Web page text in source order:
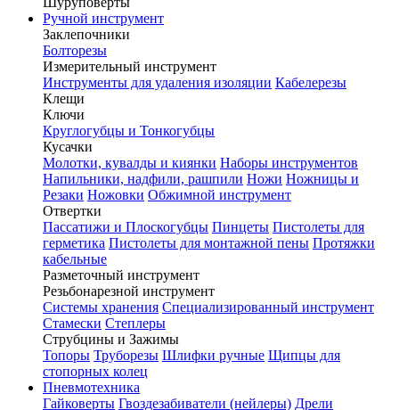
Ручной инструмент
Заклепочники
Болторезы
Измерительный инструмент
Инструменты для удаления изоляции Кабелерезы
Клещи
Ключи
Круглогубцы и Тонкогубцы
Кусачки
Молотки, кувалды и киянки Наборы инструментов
Напильники, надфили, рашпили Ножи Ножницы и
Резаки Ножовки Обжимной инструмент
Отвертки
Пассатижи и Плоскогубцы Пинцеты Пистолеты для
герметика Пистолеты для монтажной пены Протяжки
кабельные
Разметочный инструмент
Резьбонарезной инструмент
Системы хранения Специализированный инструмент
Стамески Степлеры
Струбцины и Зажимы
Топоры Труборезы Шлифки ручные Щипцы для
стопорных колец
Пневмотехника
Гайковерты Гвоздезабиватели (нейлеры) Дрели